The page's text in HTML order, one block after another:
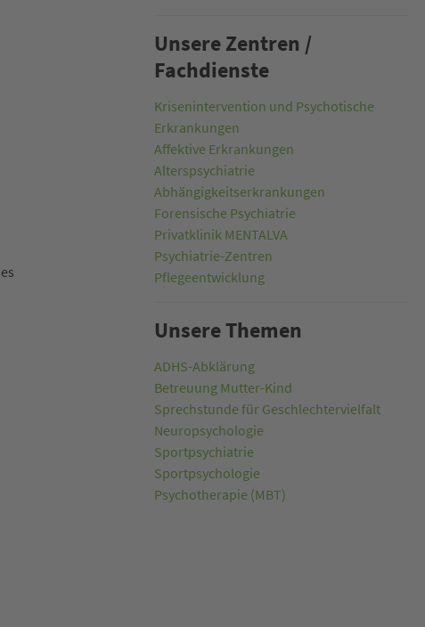
Unsere Zentren /
Fachdienste
Krisenintervention und Psychotische
Erkrankungen
Affektive Erkrankungen
Alterspsychiatrie
Abhängigkeitserkrankungen
Forensische Psychiatrie
Privatklinik MENTALVA
Psychiatrie-Zentren
Pflegeentwicklung
Unsere Themen
ADHS-Abklärung
Betreuung Mutter-Kind
Sprechstunde für Geschlechtervielfalt
Neuropsychologie
Sportpsychiatrie
Sportpsychologie
Psychotherapie (MBT)